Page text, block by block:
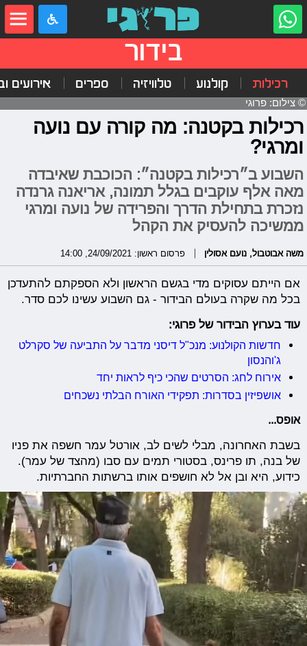
בידור
רכילות קולנוע טלוויזיה ספרים אירועים
© צילום: פרוגי
רכילות בקטנה: מה קורה עם נועה
ומרגי?
השבוע ב״רכילות בקטנה״: הכוכבת שאיבדה
מאה אלף עוקבים בגלל תמונה, אריאנה גרנדה
נזכרת בתחילת הדרך והפרידה של נועה ומרגי
ממשיכה להעסיק את הקהל
משה אבוטבול, נועם אסולין פרסום ראשון: 24/09/2021, 14:00
אם הייתם עסוקים מדי בגשם הראשון ולא הספקתם להתעדכן
בכל מה שקרה בעולם הבידור - גם השבוע עשינו לכם סדר.
עוד בערוץ הבידור של פרוגי:
חדשות הקולנוע: מנכ"ל דיסני מדבר על התביעה של סקרלט
ג'והנסון
אירוח לחג: הסרטים שהכי כיף לראות יחד
אושפיזין בסדרות: תפקידי האורח הבלתי נשכחים
אופס...
בשבת האחרונה, מבלי לשים לב, אורטל עמר חשפה את פניו
של בנה, תו פרינס, בסטורי תמים עם סבו (מהצד של עמר).
כידוע, היא ובן אל לא חושפים אותו ברשתות החברתיות.